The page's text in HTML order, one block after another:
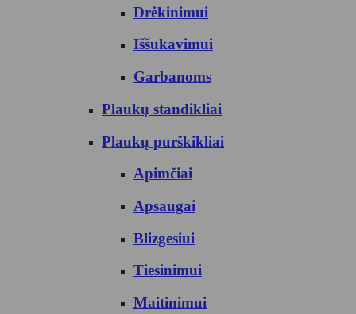
Drėkinimui
Iššukavimui
Garbanoms
Plaukų standikliai
Plaukų purškikliai
Apimčiai
Apsaugai
Blizgesiui
Tiesinimui
Maitinimui